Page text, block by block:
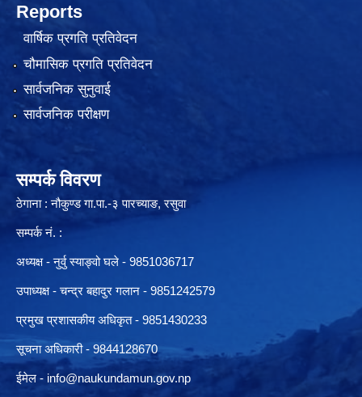
Reports
वार्षिक प्रगति प्रतिवेदन
चौमासिक प्रगति प्रतिवेदन
सार्वजनिक सुनुवाई
सार्वजनिक परीक्षण
सम्पर्क विवरण
ठेगाना : नौकुण्ड गा.पा.-३ पारच्याङ, रसुवा
सम्पर्क नं. :
अध्यक्ष - नुर्वु स्याङ्वो घले - 9851036717
उपाध्यक्ष - चन्द्र बहादुर गलान - 9851242579
प्रमुख प्रशासकीय अधिकृत - 9851430233
सूचना अधिकारी - 9844128670
ईमेल - info@naukundamun.gov.np